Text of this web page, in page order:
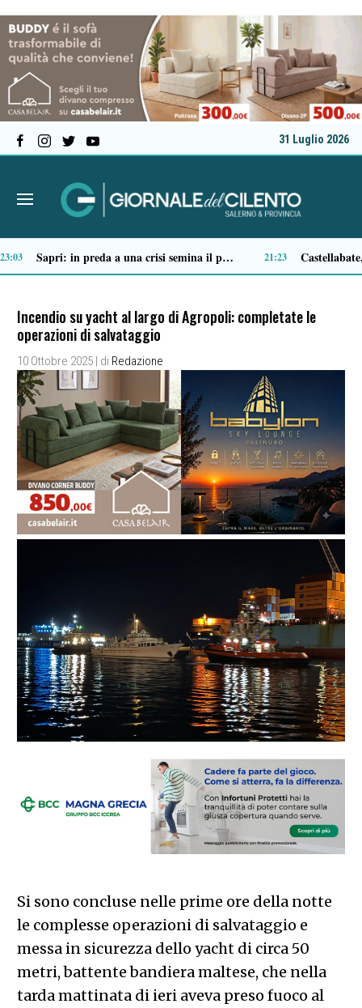
31 Luglio 2026
Tortorella celebra la Fiera di San Basilio: tra antichi mestieri, bestiame e la musica della Bandabardò 14:49
Incendio su yacht al largo di Agropoli: completate le
operazioni di salvataggio
10 Ottobre 2025 | di Redazione
Si sono concluse nelle prime ore della notte
le complesse operazioni di salvataggio e
messa in sicurezza dello yacht di circa 50
metri, battente bandiera maltese, che nella
tarda mattinata di ieri aveva preso fuoco al